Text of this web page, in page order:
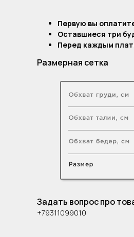
Первую вы
Оставшиеся три
Перед каждым
Размерная сетка
Задать вопрос про
+79311099010